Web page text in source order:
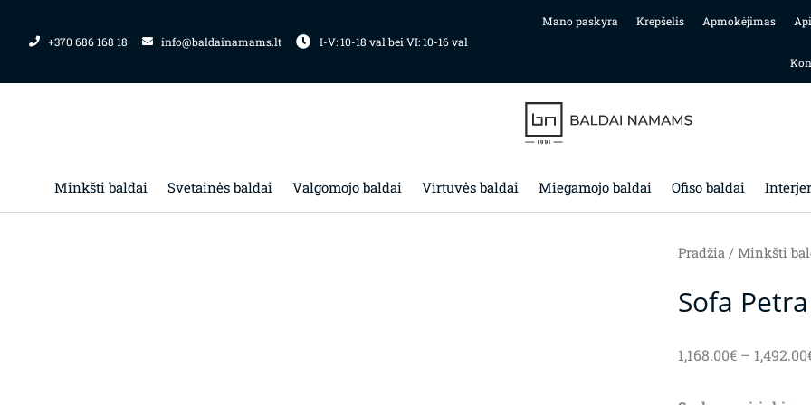
+370 686 168 18 info@baldainamams.lt I-V: 10-18 val bei VI: 10-16 val
Mano paskyra Krepšelis Apmokėjimas
Minkšti baldai Svetainės baldai Valgomojo baldai Virtuvės baldai Miegamojo baldai Ofiso baldai
Pradžia/ Minkšti
Sofa Petra
1,168.00€ – 1,492.00